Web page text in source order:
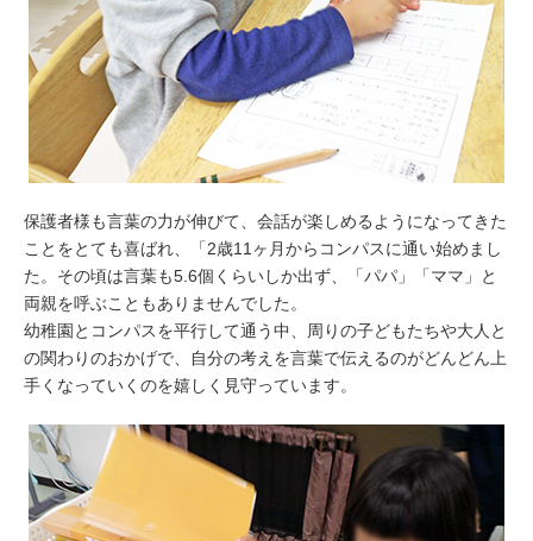
保護者様も言葉の力が伸びて、会話が楽しめるようになってきた
ことをとても喜ばれ、「2歳11ヶ月からコンパスに通い始めまし
た。その頃は言葉も5.6個くらいしか出ず、「パパ」「ママ」と
両親を呼ぶこともありませんでした。
幼稚園とコンパスを平行して通う中、周りの子どもたちや大人と
の関わりのおかげで、自分の考えを言葉で伝えるのがどんどん上
手くなっていくのを嬉しく見守っています。